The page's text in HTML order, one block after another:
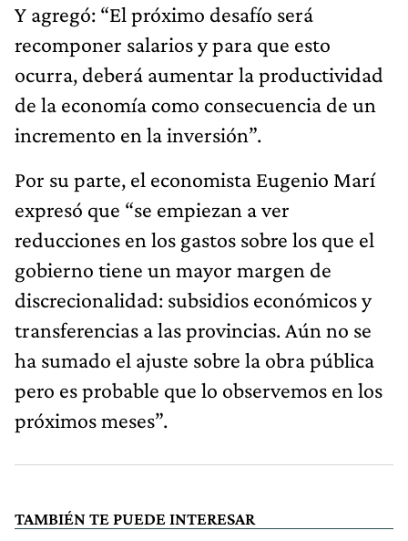
Y agregó: “El próximo desafío será
recomponer salarios y para que esto
ocurra, deberá aumentar la productividad
de la economía como consecuencia de un
incremento en la inversión”.
Por su parte, el economista Eugenio Marí
expresó que “se empiezan a ver
reducciones en los gastos sobre los que el
gobierno tiene un mayor margen de
discrecionalidad: subsidios económicos y
transferencias a las provincias. Aún no se
ha sumado el ajuste sobre la obra pública
pero es probable que lo observemos en los
próximos meses”.
TAMBIÉN TE PUEDE INTERESAR